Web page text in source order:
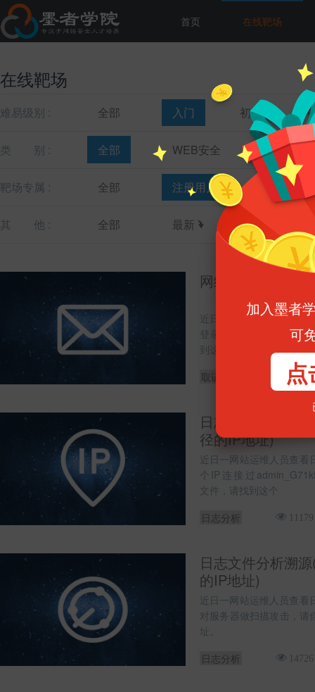
首页 在线靶场
在线靶场
难易级别 : 全部 入门 初级
类 别 : 全部 WEB安全 主机安全
靶场专属 : 全部 注册用户 教育机构
其 他 : 全部 最新 最热
网络数据分析溯
近日工程师捕获到一段流
登录了邮箱
到这个邮箱的登录密码。
取证分析
14550
日志文件分析溯
径的IP地址)
近日一网站运维人员查看
个IP连接过
文件，请找到这个
日志分析
11179
日志文件分析溯
的IP地址)
近日一网站运维人员查看
对服务器做扫描攻击，请
址。
日志分析
14726
加入墨者
可